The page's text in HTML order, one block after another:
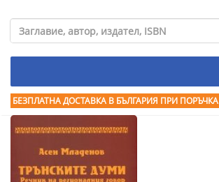
БЕЗПЛАТНА ДОСТАВКА В БЪЛГАРИЯ ПРИ ПОРЪЧКА